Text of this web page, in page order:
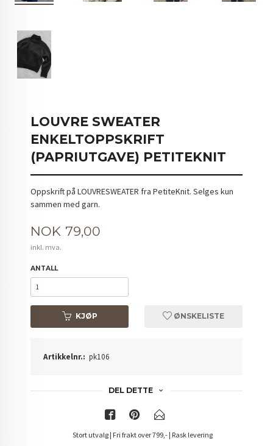
LOUVRE SWEATER
ENKELTOPPSKRIFT
(PAPRIUTGAVE) PETITEKNIT
Oppskrift på LOUVRESWEATER fra PetiteKnit. Selges kun
sammen med garn.
Pris
NOK 79,00
inkl. mva.
ANTALL
KJØP ØNSKELISTE
Artikkelnr.: pk106
DEL DETTE
Stort utvalg | Fri frakt over 799,- | Rask levering